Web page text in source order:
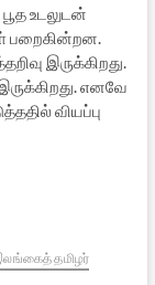
உடலுடன்
பறைகின்றன.
இருக்கிறது.
எனவே
வியப்பு
தமிழர்